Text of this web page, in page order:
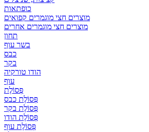
כופתאות
מוצרים חצי מוגמרים קפואים
מוצרים חצי מוגמרים אחרים
תחון
בשר עוף
כבס
בקר
הודו טורקיה
עוף
פְּסוֹלֶת
פְּסוֹלֶת כבס
פְּסוֹלֶת בקר
פְּסוֹלֶת הודו
פְּסוֹלֶת עוף